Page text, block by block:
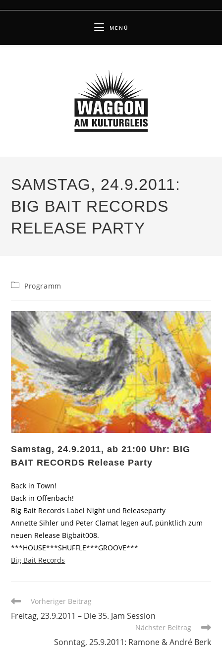
MENÜ
SAMSTAG, 24.9.2011:
BIG BAIT RECORDS
RELEASE PARTY
Beitrags-
Programm
Samstag, 24.9.2011, ab 21:00 Uhr: BIG
BAIT RECORDS Release Party
Back in Town!
Back in Offenbach!
Big Bait Records Label Night und Releaseparty
Annette Sihler und Peter Clamat legen auf, pünktlich zum
neuen Release Bigbait008.
***HOUSE***SHUFFLE***GROOVE***
Big Bait Records
Weitere
ansehen
Vorheriger Beitrag
Freitag, 23.9.2011 – Die 35. Jam Session
Nächster Beitrag
Sonntag, 25.9.2011: Ramone & André Berk